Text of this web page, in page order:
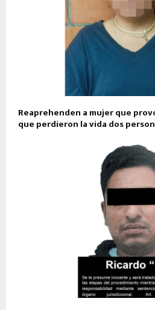
Reaprehenden a mujer que
que perdieron la vida dos